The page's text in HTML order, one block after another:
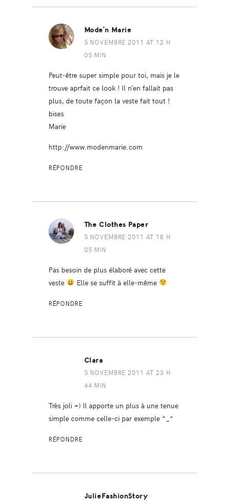
Mode'n Marie
5 NOVEMBRE 2011 AT 12 H
05 MIN
Peut-être super simple pour toi, mais je le
trouve aprfait ce look ! Il n’en fallait pas
plus, de toute façon la veste fait tout !
bises
Marie
http://www.modenmarie.com
RÉPONDRE
The Clothes Paper
5 NOVEMBRE 2011 AT 18 H
05 MIN
Pas besoin de plus élaboré avec cette
veste
Elle se suffit à elle-même
RÉPONDRE
Clara
5 NOVEMBRE 2011 AT 23 H
44 MIN
Très joli =) Il apporte un plus à une tenue
simple comme celle-ci par exemple ^_^
RÉPONDRE
JulieFashionStory